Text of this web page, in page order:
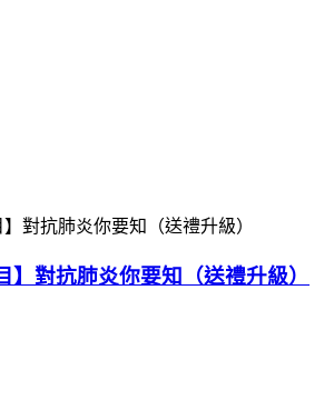
】對抗肺炎你要知（送禮升級）